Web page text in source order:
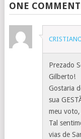
ONE COMMENT
Prezado
Gilberto!
Gostaria
sua
meu voto,
Tal
vias de